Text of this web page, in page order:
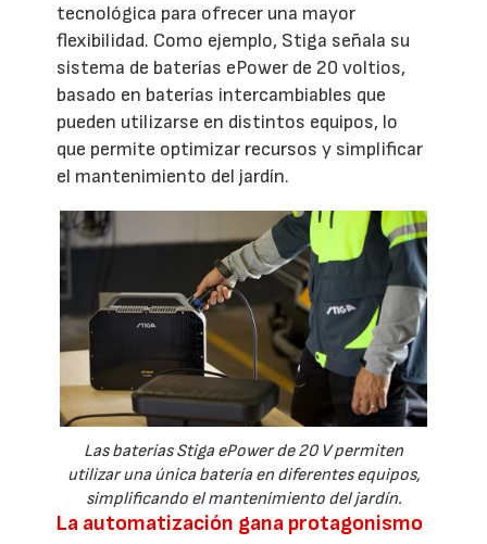
tecnológica para ofrecer una mayor
flexibilidad. Como ejemplo, Stiga señala su
sistema de baterías ePower de 20 voltios,
basado en baterías intercambiables que
pueden utilizarse en distintos equipos, lo
que permite optimizar recursos y simplificar
el mantenimiento del jardín.
Las baterías Stiga ePower de 20 V permiten
utilizar una única batería en diferentes equipos,
simplificando el mantenimiento del jardín.
La automatización gana protagonismo